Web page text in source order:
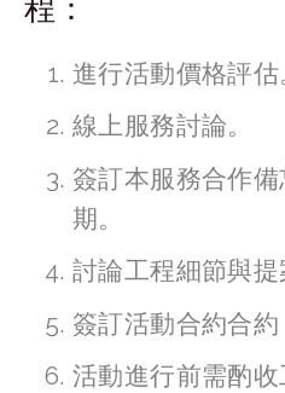
程：
進行活動價格評估
線上服務討論。
簽訂本服務合作
期。
討論工程細節與提
簽訂活動合約合約
活動進行前需酌收